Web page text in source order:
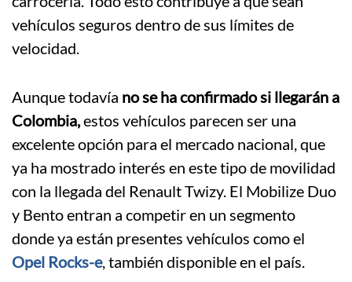
vehículos seguros dentro de sus límites de
velocidad.
Aunque todavía no se ha confirmado si llegarán a
Colombia,estos vehículos parecen ser una
excelente opción para el mercado nacional, que
ya ha mostrado interés en este tipo de movilidad
con la llegada del Renault Twizy. El Mobilize Duo
y Bento entran a competir en un segmento
donde ya están presentes vehículos como el
Opel Rocks-e, también disponible en el país.